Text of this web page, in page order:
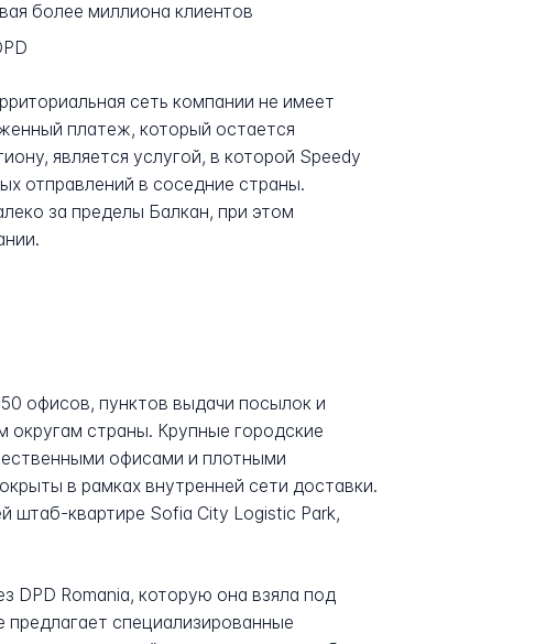
более миллиона клиентов
сеть компании не имеет
платеж, который остается
является услугой, в которой Speedy
отправлений в соседние страны.
за пределы Балкан, при этом
офисов, пунктов выдачи посылок и
страны. Крупные городские
офисами и плотными
в рамках внутренней сети доставки.
штаб-квартире Sofia City Logistic Park,
DPD Romania, которую она взяла под
специализированные